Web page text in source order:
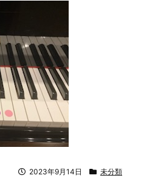
2023年9月14日 未分類